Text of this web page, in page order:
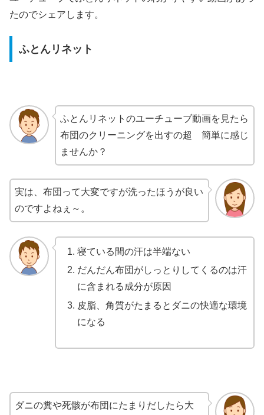
たのでシェアします。
ふとんリネット
ふとんリネットのユーチューブ動画を見たら
布団のクリーニングを出すの超 簡単に感じ
ませんか？
実は、布団って大変ですが洗ったほうが良い
のですよねぇ～。
寝ている間の汗は半端ない
だんだん布団がしっとりしてくるのは汗
に含まれる成分が原因
皮脂、角質がたまるとダニの快適な環境
になる
ダニの糞や死骸が布団にたまりだしたら大